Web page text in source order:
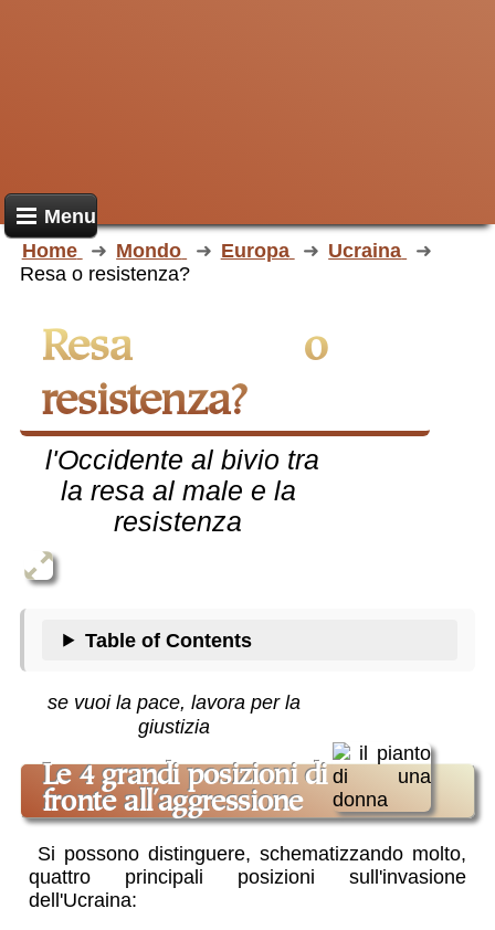
Menu
Home
Mondo Europa
Ucraina
Resa o resistenza?
Resa o
resistenza?
l'Occidente al bivio tra
la resa al male e la
resistenza
Table of Contents
se vuoi la pace, lavora per la
giustizia
Le 4 grandi posizioni di
fronte all'aggressione
Si possono distinguere, schematizzando molto,
quattro principali posizioni sull'invasione
dell'Ucraina: